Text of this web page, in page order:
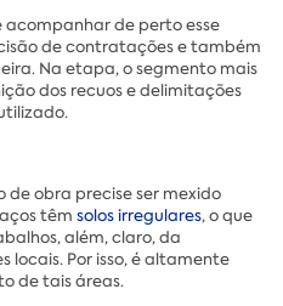
acompanhar de perto esse
de contratações e também
Na etapa, o segmento mais
dos recuos e delimitações
de obra precise ser mexido
têm solos irregulares, o que
além, claro, da
locais. Por isso, é altamente
de tais áreas.